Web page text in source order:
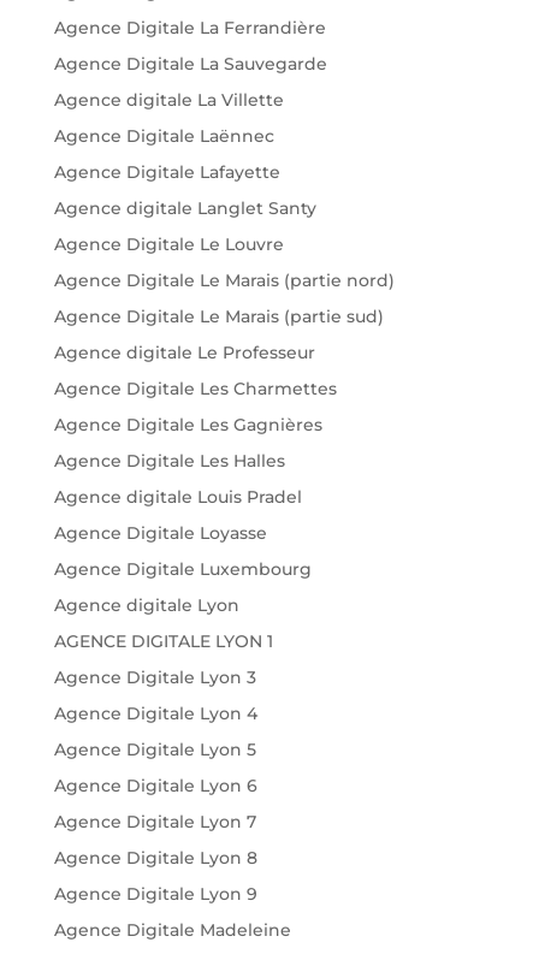
Agence Digitale La Ferrandière
Agence Digitale La Sauvegarde
Agence digitale La Villette
Agence Digitale Laënnec
Agence Digitale Lafayette
Agence digitale Langlet Santy
Agence Digitale Le Louvre
Agence Digitale Le Marais (partie nord)
Agence Digitale Le Marais (partie sud)
Agence digitale Le Professeur
Agence Digitale Les Charmettes
Agence Digitale Les Gagnières
Agence Digitale Les Halles
Agence digitale Louis Pradel
Agence Digitale Loyasse
Agence Digitale Luxembourg
Agence digitale Lyon
AGENCE DIGITALE LYON 1
Agence Digitale Lyon 3
Agence Digitale Lyon 4
Agence Digitale Lyon 5
Agence Digitale Lyon 6
Agence Digitale Lyon 7
Agence Digitale Lyon 8
Agence Digitale Lyon 9
Agence Digitale Madeleine